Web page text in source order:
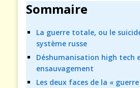
Sommaire
La guerre totale, ou le
système russe
Déshumanisation high tech
ensauvagement
Les deux faces de la «